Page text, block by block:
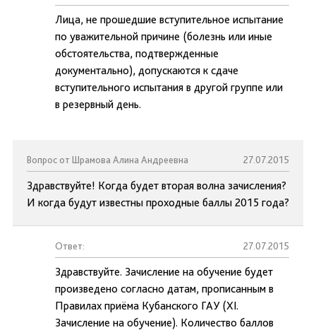
Лица, не прошедшие вступительное испытание
по уважительной причине (болезнь или иные
обстоятельства, подтвержденные
документально), допускаются к сдаче
вступительного испытания в другой группе или
в резервный день.
Вопрос от Шрамова Алина Андреевна 27.07.2015
Здравствуйте! Когда будет вторая волна зачисления?
И когда будут известны проходные баллы 2015 года?
Ответ: 27.07.2015
Здравствуйте. Зачисление на обучение будет
произведено согласно датам, прописанным в
Правилах приёма Кубанского ГАУ (XI.
Зачисление на обучение). Количество баллов